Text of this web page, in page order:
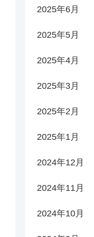
2025年6月
2025年5月
2025年4月
2025年3月
2025年2月
2025年1月
2024年12月
2024年11月
2024年10月